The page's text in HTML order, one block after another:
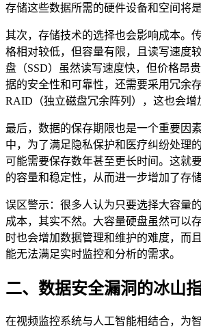
存储这些数据所需的硬件设备和空间将是
其次，存储技术的选择也会影响成本。
格相对较低，但容量有限，且读写速度
盘（SSD）虽然读写速度快，但价格昂
据的安全性和可靠性，还需要采用冗余
RAID（独立磁盘冗余阵列），这也会增
最后，数据的保存期限也是一个重要因
中，为了满足隐私保护和医疗纠纷处理
可能需要保存数年甚至更长时间。这就
的容量和稳定性，从而进一步增加了存储
误区警示：很多人认为只要选择大容量
成本，其实不然。大容量硬盘虽然可以
时也会增加数据管理和维护的难度，而
能无法满足实时监控和分析的需求。
二、数据安全漏洞的冰山
在视频监控系统与人工智能相结合，为